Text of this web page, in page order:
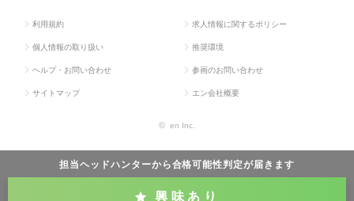
担当ヘッドハンターから合格可能性判定が届きます
興味あり
利用規約 求人情報に関するポリシー
個人情報の取り扱い 推奨環境
ヘルプ・お問い合わせ 参画のお問い合わせ
サイトマップ エン会社概要
© en Inc.